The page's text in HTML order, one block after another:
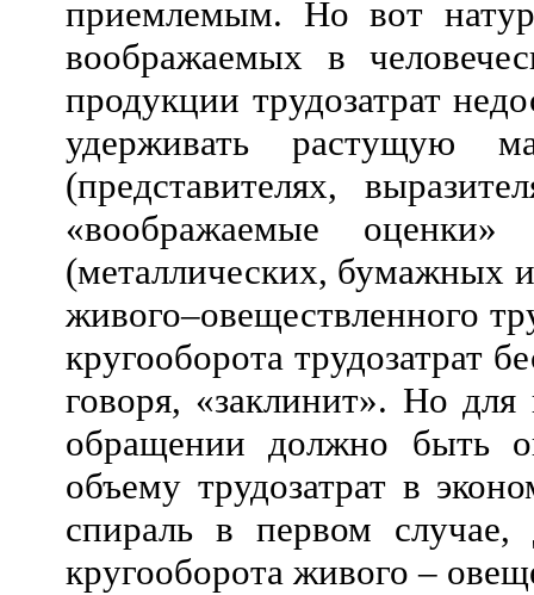
приемлемым. Но вот
воображаемых в
продукции трудозатрат
удерживать растущую
(представителях,
«воображаемые оценки»
(металлических, бумажных
живого–овеществленного
кругооборота трудозатрат
говоря, «заклинит». Но
обращении должно быть
объему трудозатрат в
спираль в первом
кругооборота живого –